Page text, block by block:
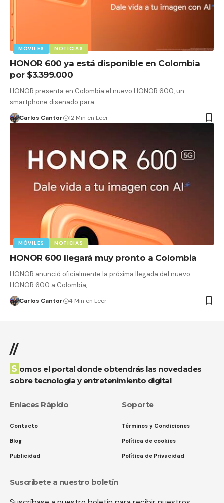
MÓVILES NOTICIAS
HONOR 600 ya está disponible en Colombia
por $3.399.000
HONOR presenta en Colombia el nuevo HONOR 600, un
smartphone diseñado para…
Carlos Cantor 12 Min en Leer
MÓVILES NOTICIAS
HONOR 600 llegará muy pronto a Colombia
HONOR anunció oficialmente la próxima llegada del nuevo
HONOR 600 a Colombia,…
Carlos Cantor 4 Min en Leer
//
Somos el portal donde obtendrás las novedades
sobre tecnología y entretenimiento digital
Enlaces Rápido
Contacto
Blog
Publicidad
Soporte
Términos y Condiciones
Política de cookies
Política de Privacidad
Suscríbete a nuestro boletín